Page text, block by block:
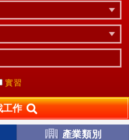
實習
工作
產業類別